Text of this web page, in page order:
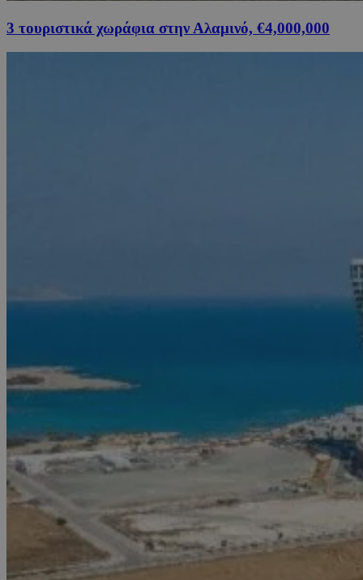
3 τουριστικά χωράφια στην Αλαμινό, €4,000,000